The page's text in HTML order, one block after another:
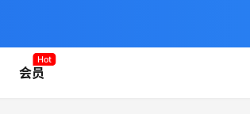
会员
Hot